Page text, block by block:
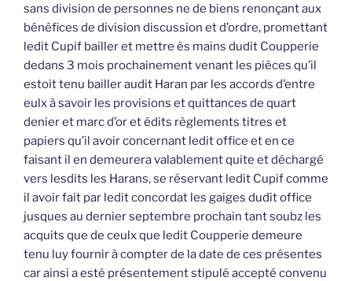
sans division de personnes ne de biens renonçant aux
bénéfices de division discussion et d’ordre, promettant
ledit Cupif bailler et mettre ès mains dudit Coupperie
dedans 3 mois prochainement venant les pièces qu’il
estoit tenu bailler audit Haran par les accords d’entre
eulx à savoir les provisions et quittances de quart
denier et marc d’or et édits règlements titres et
papiers qu’il avoir concernant ledit office et en ce
faisant il en demeurera valablement quite et déchargé
vers lesdits les Harans, se réservant ledit Cupif comme
il avoir fait par ledit concordat les gaiges dudit office
jusques au dernier septembre prochain tant soubz les
acquits que de ceulx que ledit Coupperie demeure
tenu luy fournir à compter de la date de ces présentes
car ainsi a esté présentement stipulé accepté convenu